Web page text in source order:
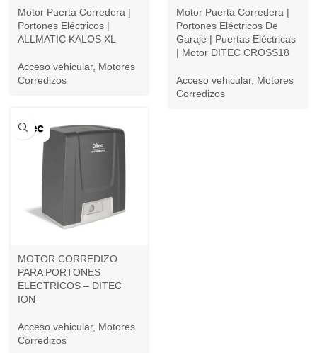
Motor Puerta Corredera |
Portones Eléctricos |
ALLMATIC KALOS XL
Acceso vehicular, Motores
Corredizos
Motor Puerta Corredera |
Portones Eléctricos De
Garaje | Puertas Eléctricas
| Motor DITEC CROSS18
Acceso vehicular, Motores
Corredizos
MOTOR CORREDIZO
PARA PORTONES
ELECTRICOS – DITEC
ION
Acceso vehicular, Motores
Corredizos